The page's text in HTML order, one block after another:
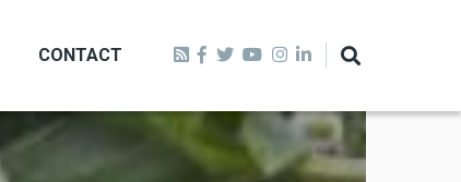
CONTACT